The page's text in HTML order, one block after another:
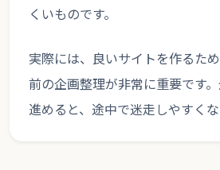
くいものです。
実際には、良いサイトを作るた
前の企画整理が非常に重要です
進めると、途中で迷走しやすくな